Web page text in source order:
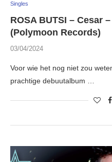
Singles
ROSA BUTSI – Cesar
(Polymoon Records)
03/04/2024
Voor wie het nog niet zou
prachtige debuutalbum …